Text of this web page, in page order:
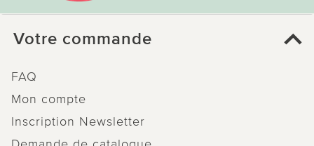
Votre commande
FAQ
Mon compte
Inscription Newsletter